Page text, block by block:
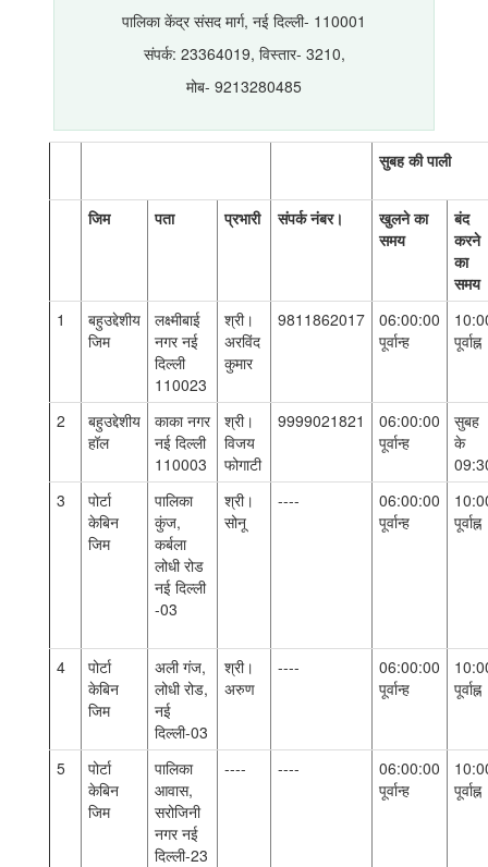
पालिका केंद्र संसद मार्ग, नई दिल्ली- 110001
संपर्क: 23364019, विस्तार- 3210,
मोब- 9213280485
सुबह की पाली
जिम पता प्रभारी संपर्क नंबर।
खुलने का
समय
बंद
करने
का
समय
1
बहुउद्देशीय
जिम
लक्ष्मीबाई
नगर नई
दिल्ली
110023
श्री।
अरविंद
कुमार
9811862017
06:00:00
पूर्वान्ह
पूर्वाह्न
2
बहुउद्देशीय
हॉल
काका नगर
नई दिल्ली
110003
श्री।
विजय
फोगाटी
9999021821
06:00:00
पूर्वान्ह
सुबह
के
3
पोर्टा
केबिन
जिम
पालिका
कुंज,
कर्बला
लोधी रोड
नई दिल्ली
-03
श्री।
सोनू
----
06:00:00
पूर्वान्ह
पूर्वाह्न
4
पोर्टा
केबिन
जिम
अली गंज,
लोधी रोड,
नई
दिल्ली-03
श्री।
अरुण
----
06:00:00
पूर्वान्ह
पूर्वाह्न
5
पोर्टा
केबिन
जिम
पालिका
आवास,
सरोजिनी
नगर नई
दिल्ली-23
---- ----
06:00:00
पूर्वान्ह
पूर्वाह्न